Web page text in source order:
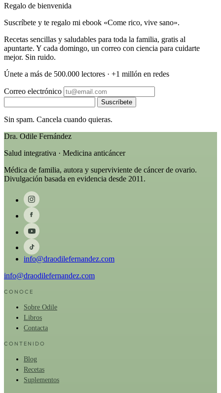
Regalo de bienvenida
Suscríbete y te regalo mi ebook «Come rico, vive sano».
Recetas sencillas y saludables para toda la familia, gratis al
apuntarte. Y cada domingo, un correo con ciencia para cuidarte
mejor. Sin ruido.
Únete a más de 500.000 lectores · +1 millón en redes
Correo electrónico
Suscríbete
Sin spam. Cancela cuando quieras.
Dra. Odile Fernández
Salud integrativa · Medicina anticáncer
Médica de familia, autora y superviviente de cáncer de ovario.
Divulgación basada en evidencia desde 2011.
info@draodilefernandez.com
info@draodilefernandez.com
CONOCE
Sobre Odile
Libros
Contacta
CONTENIDO
Blog
Recetas
Suplementos